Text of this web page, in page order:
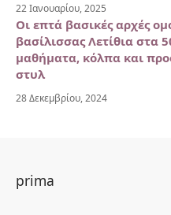
22 Ιανουαρίου, 2025
Οι επτά βασικές αρχές
βασίλισσας Λετίθια στα
μαθήματα, κόλπα και
στυλ
28 Δεκεμβρίου, 2024
prima